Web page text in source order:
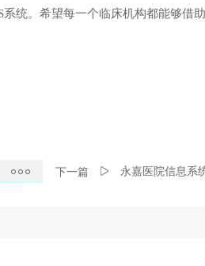
统。希望每一个临床机构都能够借
下一篇